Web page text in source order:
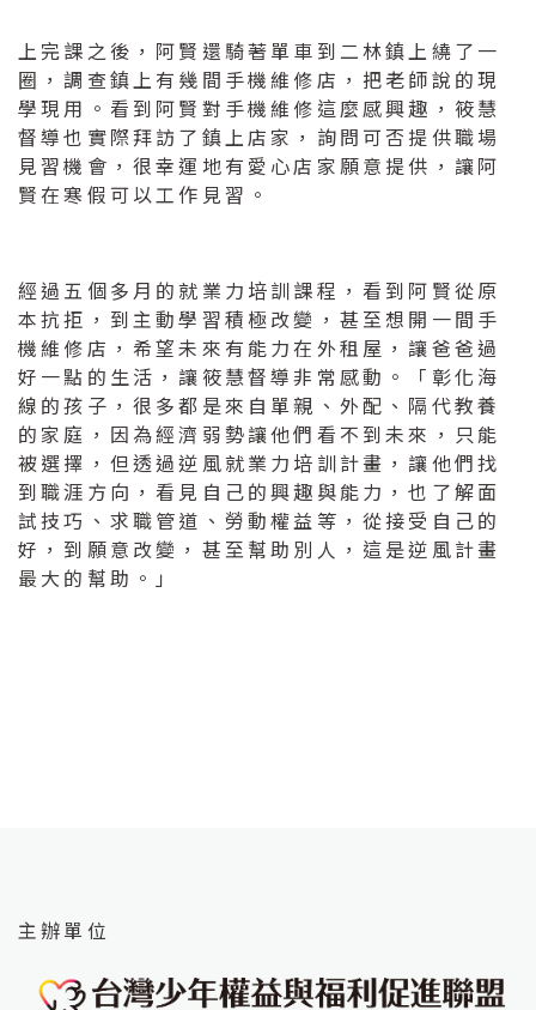
上完課之後，阿賢還騎著單車到二林鎮上繞了一
圈，調查鎮上有幾間手機維修店，把老師說的現
學現用。看到阿賢對手機維修這麼感興趣，筱慧
督導也實際拜訪了鎮上店家，詢問可否提供職場
見習機會，很幸運地有愛心店家願意提供，讓阿
賢在寒假可以工作見習。
經過五個多月的就業力培訓課程，看到阿賢從原
本抗拒，到主動學習積極改變，甚至想開一間手
機維修店，希望未來有能力在外租屋，讓爸爸過
好一點的生活，讓筱慧督導非常感動。「彰化海
線的孩子，很多都是來自單親、外配、隔代教養
的家庭，因為經濟弱勢讓他們看不到未來，只能
被選擇，但透過逆風就業力培訓計畫，讓他們找
到職涯方向，看見自己的興趣與能力，也了解面
試技巧、求職管道、勞動權益等，從接受自己的
好，到願意改變，甚至幫助別人，這是逆風計畫
最大的幫助。」
主辦單位